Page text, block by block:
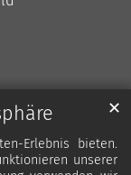
Erlebnis bieten.
unserer
✕